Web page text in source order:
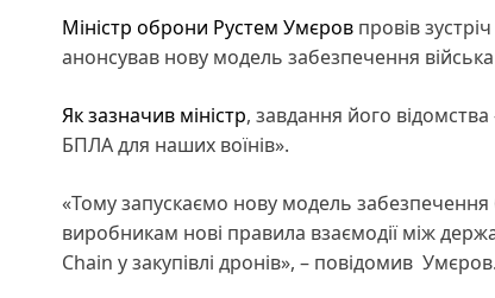
Міністр оброни Рустем Умєров провів
анонсував нову модель забезпечення
Як зазначив міністр, завдання його
БПЛА для наших воїнів».
«Тому запускаємо нову модель
виробникам нові правила взаємодії між
Chain у закупівлі дронів», – повідомив Умєров.